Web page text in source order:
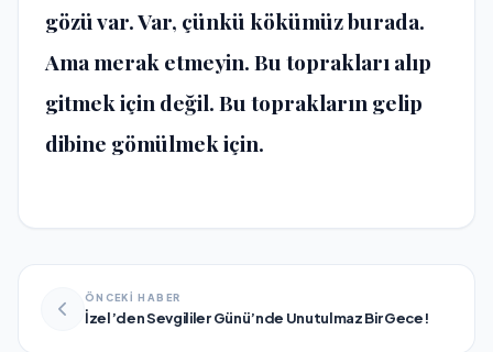
gözü var. Var, çünkü kökümüz burada.
Ama merak etmeyin. Bu toprakları alıp
gitmek için değil. Bu toprakların gelip
dibine gömülmek için.
ÖNCEKİ HABER
İzel’den Sevgililer Günü’nde Unutulmaz Bir Gece!